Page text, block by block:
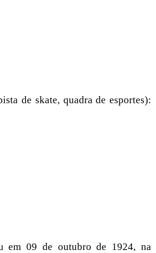
de skate, quadra de esportes):
em 09 de outubro de 1924, na